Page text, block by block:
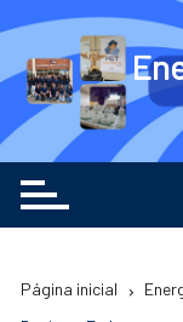
o
conteúdo
Página inicial